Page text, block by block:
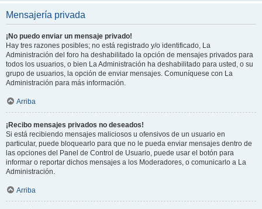
Mensajería privada
¡No puedo enviar un mensaje privado!
Hay tres razones posibles; no está registrado y/o identificado, La
Administración del foro ha deshabilitado la opción de mensajes privados para
todos los usuarios, o bien La Administración ha deshabilitado para usted, o su
grupo de usuarios, la opción de enviar mensajes. Comuníquese con La
Administración para más información.
Arriba
¡Recibo mensajes privados no deseados!
Si está recibiendo mensajes maliciosos u ofensivos de un usuario en
particular, puede bloquearlo para que no le pueda enviar mensajes dentro de
las opciones del Panel de Control de Usuario, puede usar el botón para
informar o reportar dichos mensajes a los Moderadores, o comunicarlo a La
Administración.
Arriba